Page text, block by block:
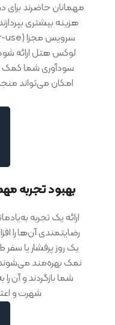
مهمانان حاضرند برای
هزینه بیشتری
لوکس هتل ارائه
سودآوری شما
امکان می‌تواند
بهبود تجربه
ارائه یک تجربه
رضایتمندی آن‌ها را
یک روز پرفشار یا
نمک بهره‌مند
شما بازگردند و آن
شهرت و